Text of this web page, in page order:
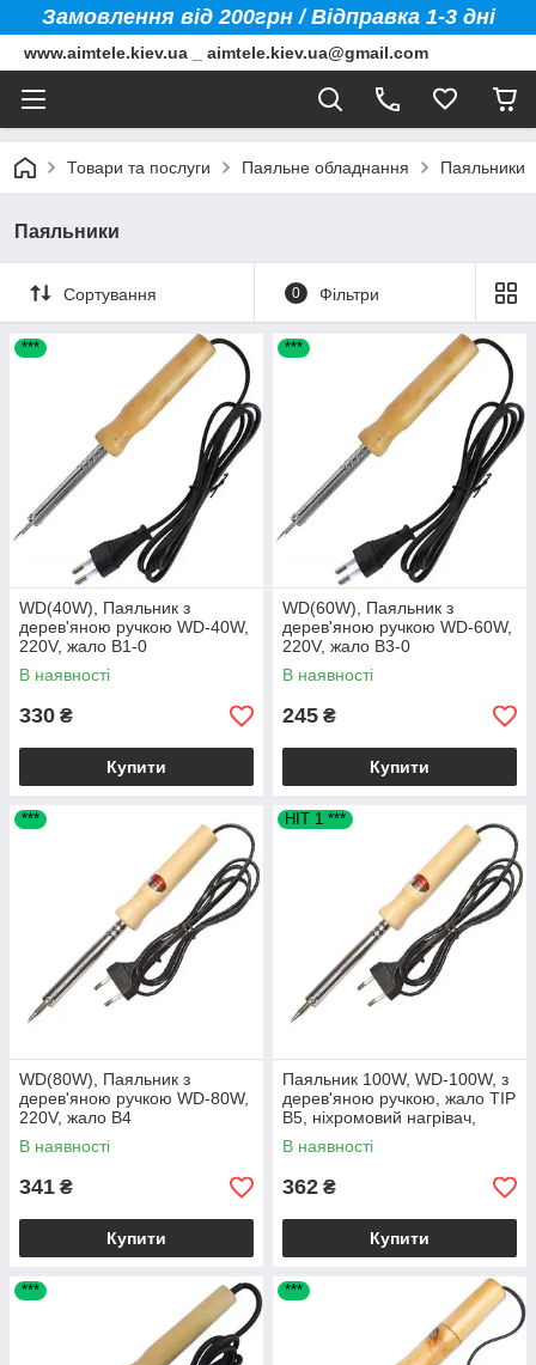
Замовлення від 200грн / Відправка 1-3 дні
www.aimtele.kiev.ua _ aimtele.kiev.ua@gmail.com
Товари та послуги Паяльне обладнання Паяльники
Паяльники
Сортування 0 Фільтри
***
WD(40W), Паяльник з
дерев'яною ручкою WD-40W,
220V, жало B1-0
В наявності
330 ₴
Купити
***
WD(60W), Паяльник з
дерев'яною ручкою WD-60W,
220V, жало B3-0
В наявності
245 ₴
Купити
***
WD(80W), Паяльник з
дерев'яною ручкою WD-80W,
220V, жало B4
В наявності
341 ₴
Купити
HIT 1 ***
Паяльник 100W, WD-100W, з
дерев'яною ручкою, жало TIP
B5, ніхромовий нагрівач,
WD100W
В наявності
362 ₴
Купити
*** ***